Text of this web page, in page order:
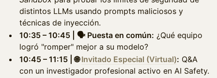
distintos LLMs usando prompts maliciosos y
técnicas de inyección.
10:35 – 10:45 | 🗣️ Puesta en común: ¿Qué equipo
logró "romper" mejor a su modelo?
10:45 – 11:15 | 🌐Invitado Especial (Virtual): Q&A
con un investigador profesional activo en AI Safety.